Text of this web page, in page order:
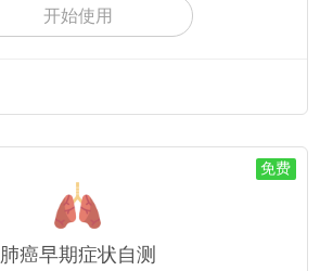
开始使用
免费
肺癌早期症状自测